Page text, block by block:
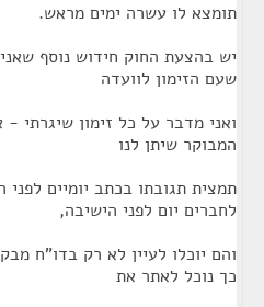
תומצא לו עשרה ימים מראש.
יש בהצעת החוק חידוש נוסף
שעם הזימון לוועדה
ואני מדבר על כל זימון שיגרתי -
המבוקר שיתן לנו
תמצית תגובתו בכתב יומיים לפני
לחברים יום לפני הישיבה,
והם יוכלו לעיין לא רק בדו"ח
כך נוכל לאתר את